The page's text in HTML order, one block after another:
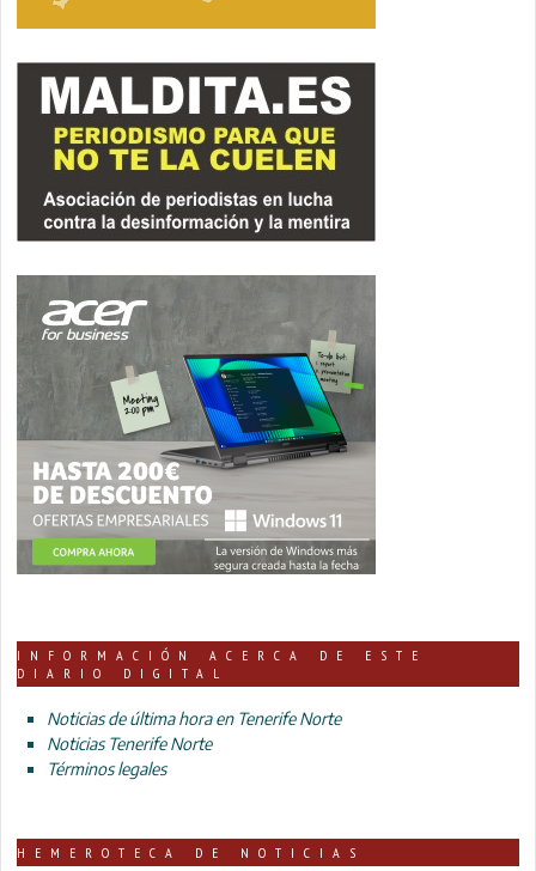
INFORMACIÓN ACERCA DE ESTE
DIARIO DIGITAL
Noticias de última hora en Tenerife Norte
Noticias Tenerife Norte
Términos legales
HEMEROTECA DE NOTICIAS